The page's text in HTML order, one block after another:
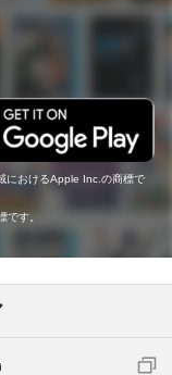
におけるApple Inc.の商標で
す。